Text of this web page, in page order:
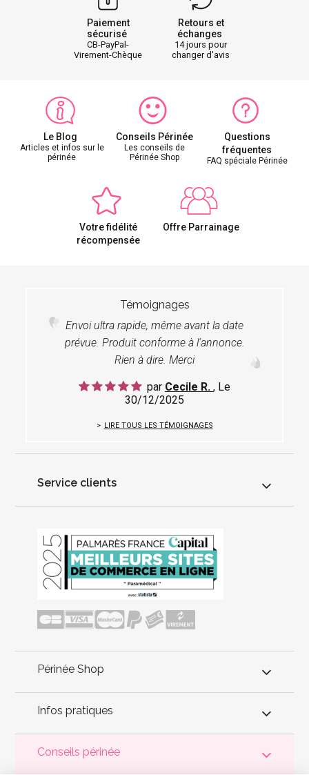
Paiement
sécurisé
CB-PayPal-
Virement-Chèque
Retours et
échanges
14 jours pour
changer d'avis
Le Blog
Articles et infos sur le
périnée
Conseils Périnée
Les conseils de
Périnée Shop
Questions
fréquentes
FAQ spéciale Périnée
Votre fidélité
récompensée
Offre Parrainage
Témoignages
Envoi ultra rapide, même avant la date
prévue. Produit conforme à l'annonce.
Rien à dire. Merci
par Cecile R. , Le
30/12/2025
LIRE TOUS LES TÉMOIGNAGES
Service clients
Périnée Shop
Infos pratiques
Conseils périnée